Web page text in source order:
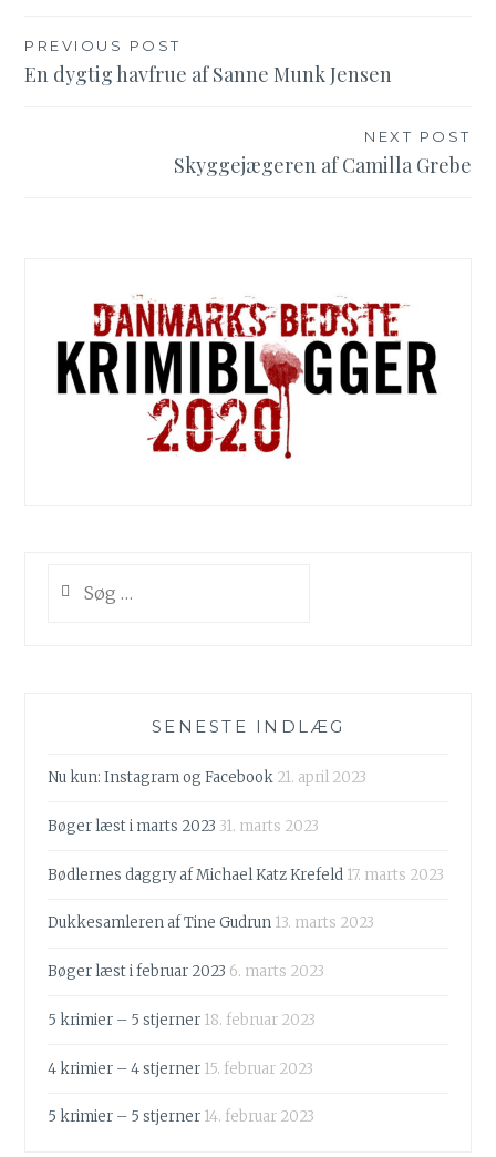
Indlægsnavigation
PREVIOUS POST
En dygtig havfrue af Sanne Munk Jensen
NEXT POST
Skyggejægeren af Camilla Grebe
efter:
SENESTE INDLÆG
Nu kun: Instagram og Facebook 21. april 2023
Bøger læst i marts 2023 31. marts 2023
Bødlernes daggry af Michael Katz Krefeld 17. marts 2023
Dukkesamleren af Tine Gudrun 13. marts 2023
Bøger læst i februar 2023 6. marts 2023
5 krimier – 5 stjerner 18. februar 2023
4 krimier – 4 stjerner 15. februar 2023
5 krimier – 5 stjerner 14. februar 2023